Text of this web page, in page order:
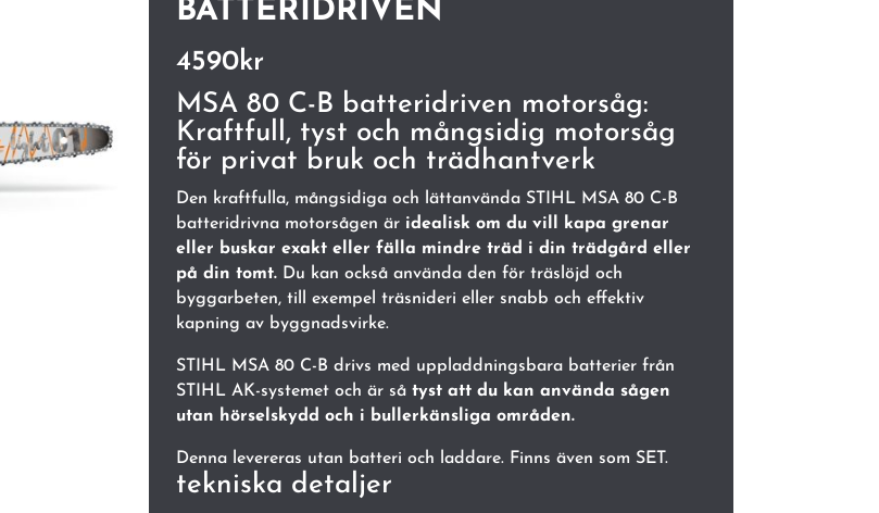
BATTERIDRIVEN
4590kr
MSA 80 C-B batteridriven motorsåg:
Kraftfull, tyst och mångsidig motorsåg
för privat bruk och trädhantverk
Den kraftfulla, mångsidiga och lättanvända STIHL MSA 80 C-B
batteridrivna motorsågen är idealisk om du vill kapa grenar
eller buskar exakt eller fälla mindre träd i din trädgård eller
på din tomt. Du kan också använda den för träslöjd och
byggarbeten, till exempel träsnideri eller snabb och effektiv
kapning av byggnadsvirke.
STIHL MSA 80 C-B drivs med uppladdningsbara batterier från
STIHL AK-systemet och är så tyst att du kan använda sågen
utan hörselskydd och i bullerkänsliga områden.
Denna levereras utan batteri och laddare. Finns även som SET.
tekniska detaljer